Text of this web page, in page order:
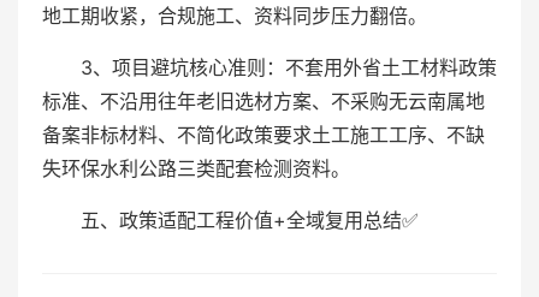
地工期收紧，合规施工、资料同步压力翻倍。
3、项目避坑核心准则：不套用外省土工材料政策
标准、不沿用往年老旧选材方案、不采购无云南属地
备案非标材料、不简化政策要求土工施工工序、不缺
失环保水利公路三类配套检测资料。
五、政策适配工程价值+全域复用总结✅